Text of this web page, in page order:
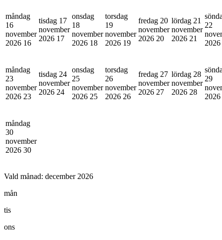
måndag
16
november
2026 16
tisdag 17
november
2026 17
onsdag
18
november
2026 18
torsdag
19
november
2026 19
fredag 20
november
2026 20
lördag 21
november
2026 21
22
2026
måndag
23
november
2026 23
tisdag 24
november
2026 24
onsdag
25
november
2026 25
torsdag
26
november
2026 26
fredag 27
november
2026 27
lördag 28
november
2026 28
29
2026
måndag
30
november
2026 30
Vald månad: december 2026
mån
tis
ons